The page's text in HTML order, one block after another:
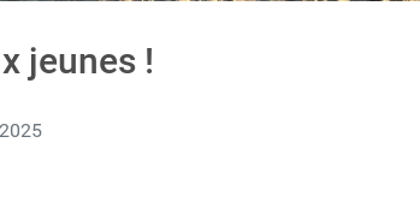
jeunes !